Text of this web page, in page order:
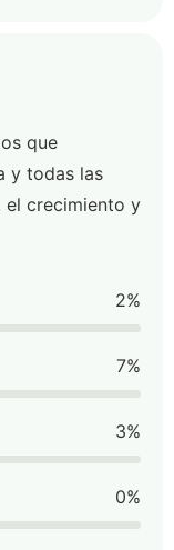
que
y todas las
el crecimiento y
2%
7%
3%
0%